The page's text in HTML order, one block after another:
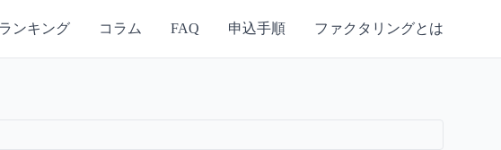
ランキング コラム FAQ 申込手順 ファクタリングとは